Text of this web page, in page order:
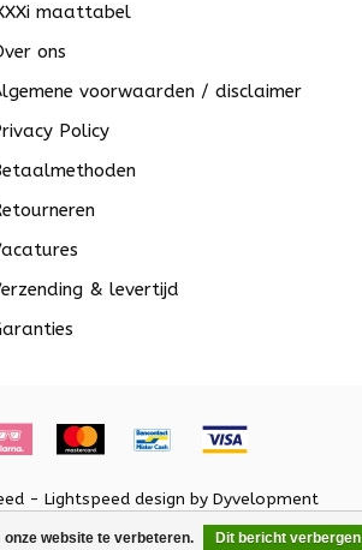
website te verbeteren. Dit bericht verbergen
maattabel
ons
voorwaarden / disclaimer
Policy
& levertijd
- Lightspeed design by Dyvelopment